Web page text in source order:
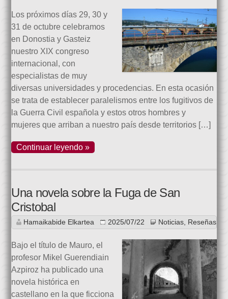
Los próximos días 29, 30 y
31 de octubre celebramos
en Donostia y Gasteiz
nuestro XIX congreso
internacional, con
especialistas de muy
diversas universidades y procedencias. En esta ocasión
se trata de establecer paralelismos entre los fugitivos de
la Guerra Civil española y estos otros hombres y
mujeres que arriban a nuestro país desde territorios […]
Continuar leyendo »
Una novela sobre la Fuga de San
Cristobal
Hamaikabide Elkartea 2025/07/22 Noticias Reseñas
Bajo el título de Mauro, el
profesor Mikel Guerendiain
Azpiroz ha publicado una
novela histórica en
castellano en la que ficciona